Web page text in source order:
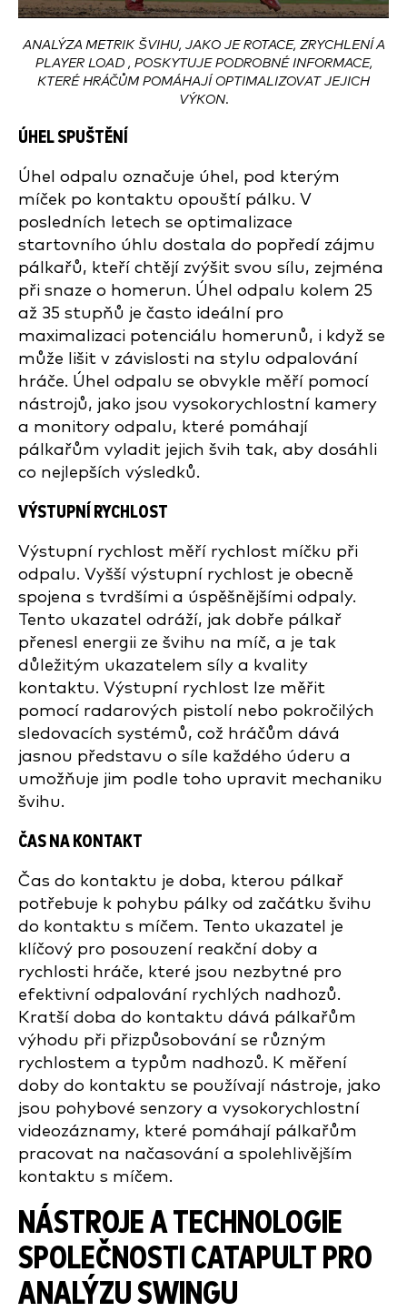
ANALÝZA METRIK ŠVIHU, JAKO JE ROTACE, ZRYCHLENÍ A
PLAYER LOAD , POSKYTUJE PODROBNÉ INFORMACE,
KTERÉ HRÁČŮM POMÁHAJÍ OPTIMALIZOVAT JEJICH
VÝKON.
ÚHEL SPUŠTĚNÍ
Úhel odpalu označuje úhel, pod kterým
míček po kontaktu opouští pálku. V
posledních letech se optimalizace
startovního úhlu dostala do popředí zájmu
pálkařů, kteří chtějí zvýšit svou sílu, zejména
při snaze o homerun. Úhel odpalu kolem 25
až 35 stupňů je často ideální pro
maximalizaci potenciálu homerunů, i když se
může lišit v závislosti na stylu odpalování
hráče. Úhel odpalu se obvykle měří pomocí
nástrojů, jako jsou vysokorychlostní kamery
a monitory odpalu, které pomáhají
pálkařům vyladit jejich švih tak, aby dosáhli
co nejlepších výsledků.
VÝSTUPNÍ RYCHLOST
Výstupní rychlost měří rychlost míčku při
odpalu. Vyšší výstupní rychlost je obecně
spojena s tvrdšími a úspěšnějšími odpaly.
Tento ukazatel odráží, jak dobře pálkař
přenesl energii ze švihu na míč, a je tak
důležitým ukazatelem síly a kvality
kontaktu. Výstupní rychlost lze měřit
pomocí radarových pistolí nebo pokročilých
sledovacích systémů, což hráčům dává
jasnou představu o síle každého úderu a
umožňuje jim podle toho upravit mechaniku
švihu.
ČAS NA KONTAKT
Čas do kontaktu je doba, kterou pálkař
potřebuje k pohybu pálky od začátku švihu
do kontaktu s míčem. Tento ukazatel je
klíčový pro posouzení reakční doby a
rychlosti hráče, které jsou nezbytné pro
efektivní odpalování rychlých nadhozů.
Kratší doba do kontaktu dává pálkařům
výhodu při přizpůsobování se různým
rychlostem a typům nadhozů. K měření
doby do kontaktu se používají nástroje, jako
jsou pohybové senzory a vysokorychlostní
videozáznamy, které pomáhají pálkařům
pracovat na načasování a spolehlivějším
kontaktu s míčem.
NÁSTROJE A TECHNOLOGIE
SPOLEČNOSTI CATAPULT PRO
ANALÝZU SWINGU